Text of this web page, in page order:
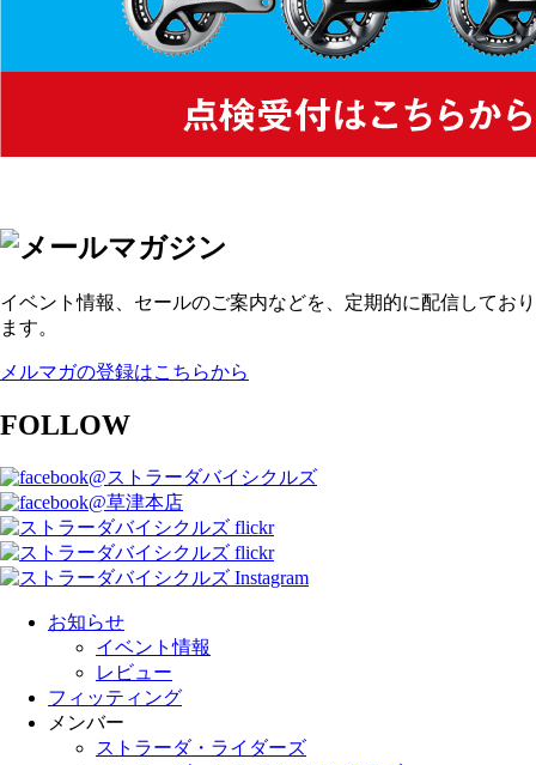
イベント情報、セールのご案内などを、定期的に配信しており
ます。
メルマガの登録はこちらから
FOLLOW
@ストラーダバイシクルズ
@草津本店
お知らせ
イベント情報
レビュー
フィッティング
メンバー
ストラーダ・ライダーズ